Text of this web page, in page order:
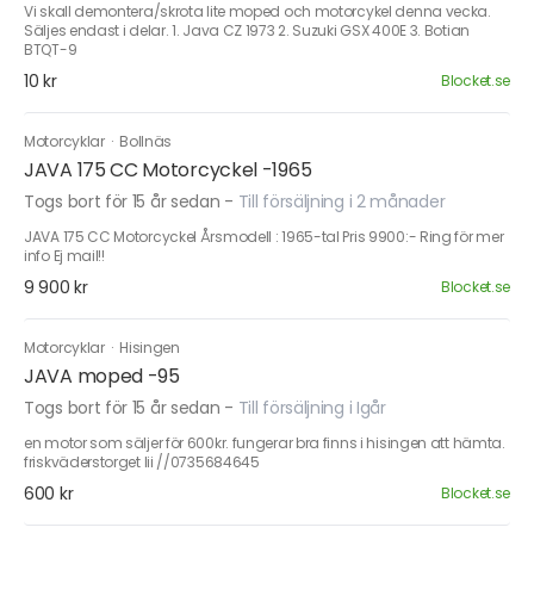
Vi skall demontera/skrota lite moped och motorcykel denna vecka.
Säljes endast i delar. 1. Java CZ 1973 2. Suzuki GSX 400E 3. Botian
BTQT-9
10 kr Blocket.se
Motorcyklar · Bollnäs
JAVA 175 CC Motorcyckel -1965
Togs bort för 15 år sedan - Till försäljning i 2 månader
JAVA 175 CC Motorcyckel Årsmodell : 1965-tal Pris 9900:- Ring för mer
info Ej mail!!
9 900 kr Blocket.se
Motorcyklar · Hisingen
JAVA moped -95
Togs bort för 15 år sedan - Till försäljning i Igår
en motor som säljer för 600kr. fungerar bra finns i hisingen att hämta.
friskväderstorget lii //0735684645
600 kr Blocket.se